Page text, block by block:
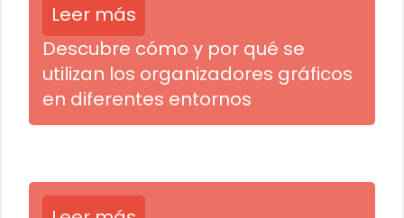
Leer más
Descubre cómo y por qué se
utilizan los organizadores gráficos
en diferentes entornos